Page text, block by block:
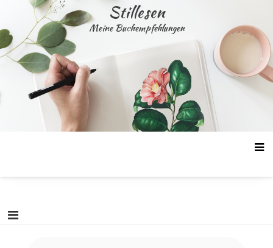
content
Stillesen
Meine Buchempfehlungen